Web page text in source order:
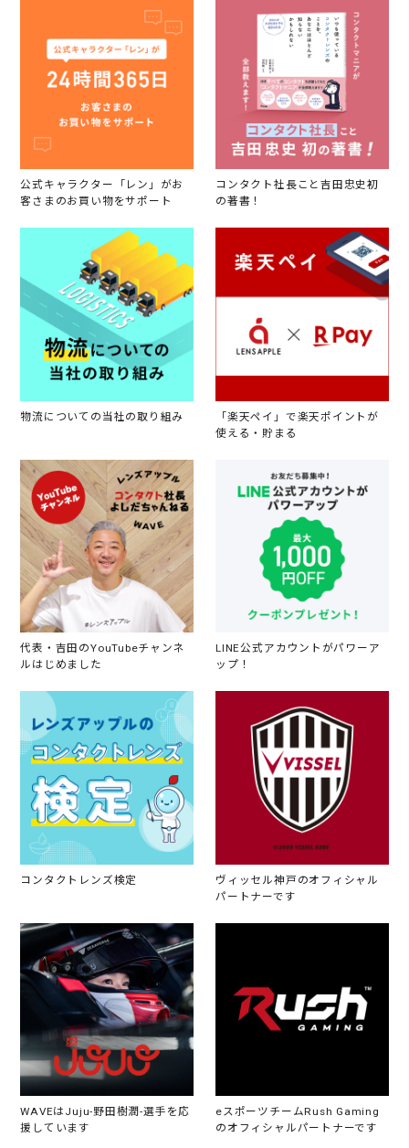
公式キャラクター「レン」がお
客さまのお買い物をサポート
コンタクト社長こと吉田忠史初
の著書！
物流についての当社の取り組み
「楽天ペイ」で楽天ポイントが
使える・貯まる
代表・吉田のYouTubeチャンネ
ルはじめました
LINE公式アカウントがパワーア
ップ！
コンタクトレンズ検定
ヴィッセル神戸のオフィシャル
パートナーです
WAVEはJuju-野田樹潤-選手を応
援しています
eスポーツチームRush Gaming
のオフィシャルパートナーです